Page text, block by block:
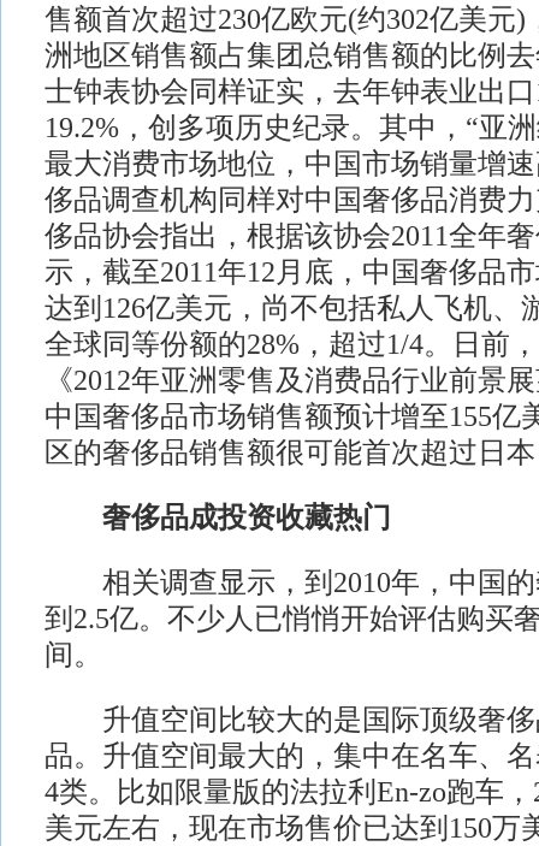
售额首次超过230亿欧元(约302亿美元)
洲地区销售额占集团总销售额的比例
士钟表协会同样证实，去年钟表业出
19.2%，创多项历史纪录。其中，“亚
最大消费市场地位，中国市场销量增
侈品调查机构同样对中国奢侈品消费
侈品协会指出，根据该协会2011全年
示，截至2011年12月底，中国奢侈品
达到126亿美元，尚不包括私人飞机、
全球同等份额的28%，超过1/4。日前
《2012年亚洲零售及消费品行业前景
中国奢侈品市场销售额预计增至155亿
区的奢侈品销售额很可能首次超过日
奢侈品成投资收藏热门
相关调查显示，到2010年，中国的
到2.5亿。不少人已悄悄开始评估购买
间。
升值空间比较大的是国际顶级奢侈
品。升值空间最大的，集中在名车、
4类。比如限量版的法拉利En-zo跑车
美元左右，现在市场售价已达到150万